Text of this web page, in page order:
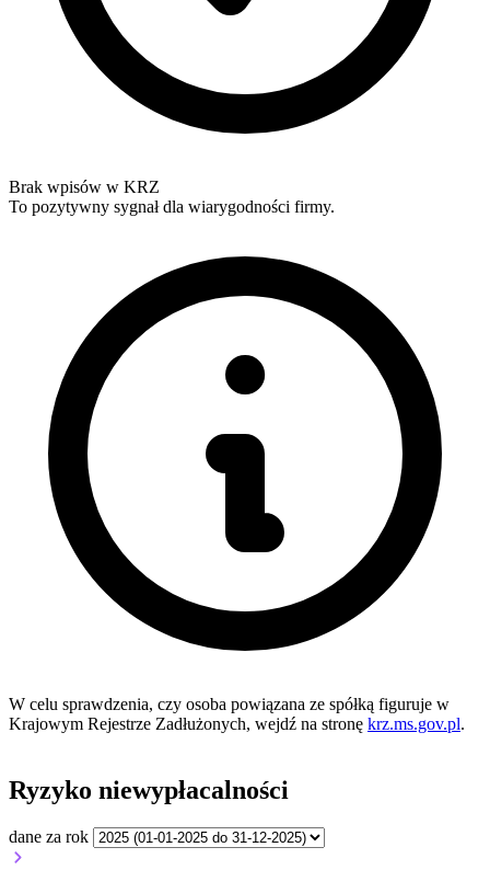
Brak wpisów w KRZ
To pozytywny sygnał dla wiarygodności firmy.
W celu sprawdzenia, czy osoba powiązana ze spółką figuruje w
Krajowym Rejestrze Zadłużonych, wejdź na stronę krz.ms.gov.pl.
Ryzyko niewypłacalności
dane za rok